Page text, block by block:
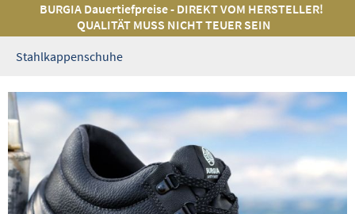
BURGIA Dauertiefpreise - DIREKT VOM HERSTELLER!
QUALITÄT MUSS NICHT TEUER SEIN
Stahlkappenschuhe